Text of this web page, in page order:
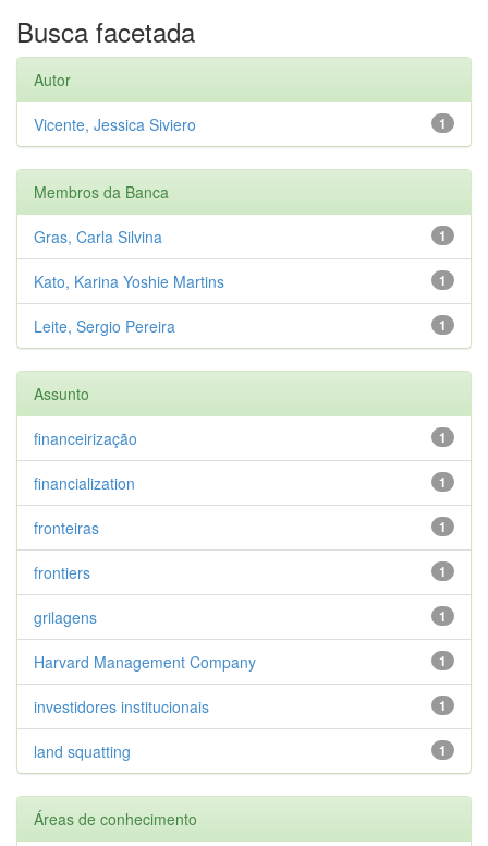
Busca facetada
Autor
1
Vicente, Jessica Siviero
Membros da Banca
1
Gras, Carla Silvina
1
Kato, Karina Yoshie Martins
1
Leite, Sergio Pereira
Assunto
1
financeirização
1
financialization
1
fronteiras
1
frontiers
1
grilagens
1
Harvard Management Company
1
investidores institucionais
1
land squatting
Áreas de conhecimento